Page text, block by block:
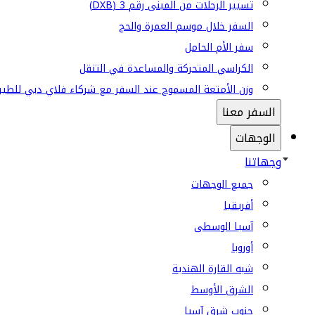
تسيير الرحلات من المبنى رقم 3 (DXB)
السفر خلال موسم العمرة والحج
سفر الأم الحامل
الكراسي المتحركة والمساعدة في التنقل
وزن الأمتعة المسموح عند السفر مع شركاء فلاي دبي
السفر معنا
الوجهات
وجهاتنا
جميع الوجهات
أفريقيا
آسيا الوسطى
أوروبا
شبه القارة الهندية
الشرق الأوسط
جنوب شرق آسيا